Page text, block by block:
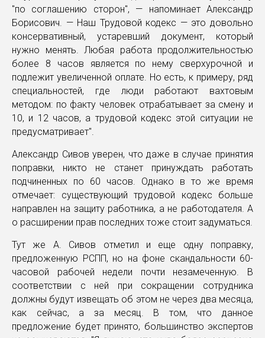
"по соглашению сторон", — напоминает Александр
Борисович. — Наш Трудовой кодекс — это довольно
консервативный, устаревший документ, который
нужно менять. Любая работа продолжительностью
более 8 часов является по нему сверхурочной и
подлежит увеличенной оплате. Но есть, к примеру, ряд
специальностей, где люди работают вахтовым
методом: по факту человек отрабатывает за смену и
10, и 12 часов, а трудовой кодекс этой ситуации не
предусматривает".
Александр Сивов уверен, что даже в случае принятия
поправки, никто не станет принуждать работать
подчиненных по 60 часов. Однако в то же время
отмечает: существующий трудовой кодекс больше
направлен на защиту работника, а не работодателя. А
о расширении прав последних тоже стоит задуматься.
Тут же А. Сивов отметил и еще одну поправку,
предложенную РСПП, но на фоне скандальности 60-
часовой рабочей недели почти незамеченную. В
соответствии с ней при сокращении сотрудника
должны будут извещать об этом не через два месяца,
как сейчас, а за месяц. В том, что данное
предложение будет принято, большинство экспертов